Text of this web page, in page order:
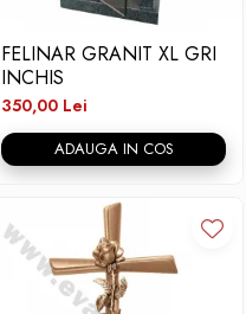
FELINAR GRANIT XL GRI
INCHIS
350,00 Lei
ADAUGA IN COS